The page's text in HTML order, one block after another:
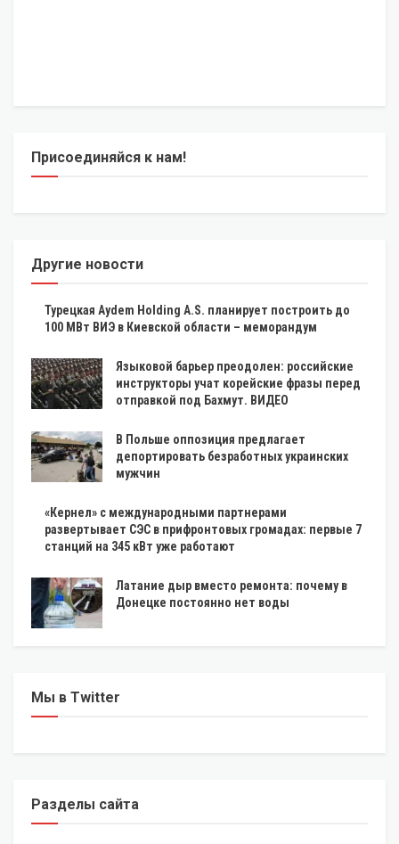
Присоединяйся к нам!
Другие новости
Турецкая Aydem Holding A.S. планирует построить до
100 МВт ВИЭ в Киевской области – меморандум
Языковой барьер преодолен: российские
инструкторы учат корейские фразы перед
отправкой под Бахмут. ВИДЕО
В Польше оппозиция предлагает
депортировать безработных украинских
мужчин
«Кернел» с международными партнерами
развертывает СЭС в прифронтовых громадах: первые 7
станций на 345 кВт уже работают
Латание дыр вместо ремонта: почему в
Донецке постоянно нет воды
Мы в Twitter
Разделы сайта